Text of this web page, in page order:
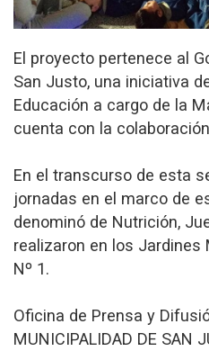
El proyecto pertenece al
San Justo, una iniciativa
Educación a cargo de la
cuenta con la
En el transcurso de esta
jornadas en el marco de
denominó de Nutrición,
realizaron en los Jardines
Nº 1.
Oficina de Prensa y
MUNICIPALIDAD DE SAN